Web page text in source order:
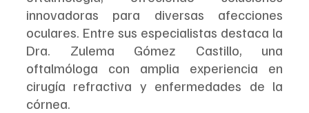
innovadoras para diversas afecciones
oculares. Entre sus especialistas destaca la
Dra. Zulema Gómez Castillo, una
oftalmóloga con amplia experiencia en
cirugía refractiva y enfermedades de la
córnea.